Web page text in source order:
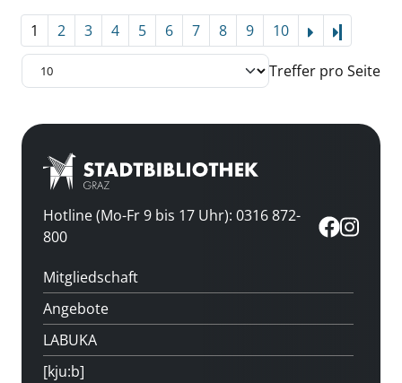
1 2 3 4 5 6 7 8 9 10
Treffer pro Seite
Hotline (Mo-Fr 9 bis 17 Uhr): 0316 872-
800
Mitgliedschaft
Angebote
LABUKA
[kju:b]